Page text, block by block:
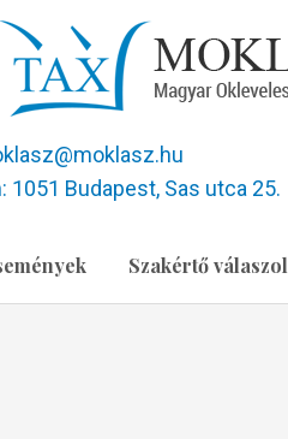
1051 Budapest, Sas utca 25.
Szakértő válaszol